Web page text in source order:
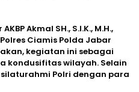
Akmal SH., S.I.K., M.H.,
Ciamis Polda Jabar
kegiatan ini sebagai
kondusifitas wilayah. Selain
Polri dengan para